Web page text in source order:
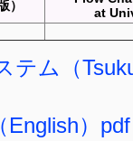
）
at
テム（
English）pdf